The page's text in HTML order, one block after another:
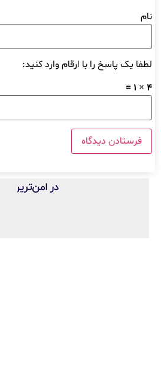
نام
لطفا یک پاسخ را با ارقام وارد کنید:
4 × 1 =